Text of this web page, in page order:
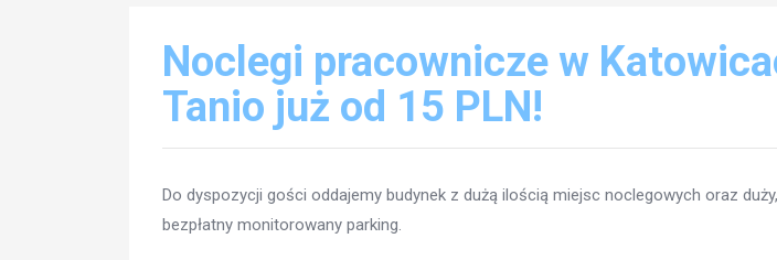
Noclegi pracownicze w
Tanio już od 15 PLN!
Do dyspozycji gości oddajemy budynek z dużą ilością miejsc noclegowych oraz
bezpłatny monitorowany parking.